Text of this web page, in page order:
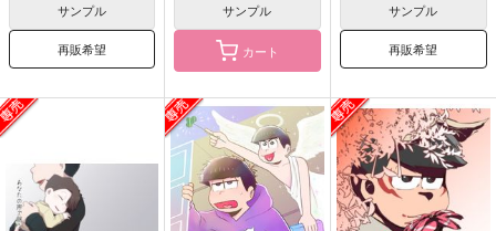
サンプル
再販希望
サンプル
カート
サンプル
再販希望